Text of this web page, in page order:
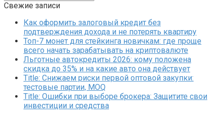
Свежие записи
Как оформить залоговый кредит без
подтверждения дохода и не потерять квартиру
Топ-7 монет для стейкинга новичкам: где проще
всего начать зарабатывать на криптовалюте
Льготные автокредиты 2026: кому положена
скидка до 35% и на какие авто она действует
Title: Снижаем риски первой оптовой закупки:
тестовые партии, MOQ
Title: Ошибки при выборе брокера: Защитите свои
инвестиции и средства